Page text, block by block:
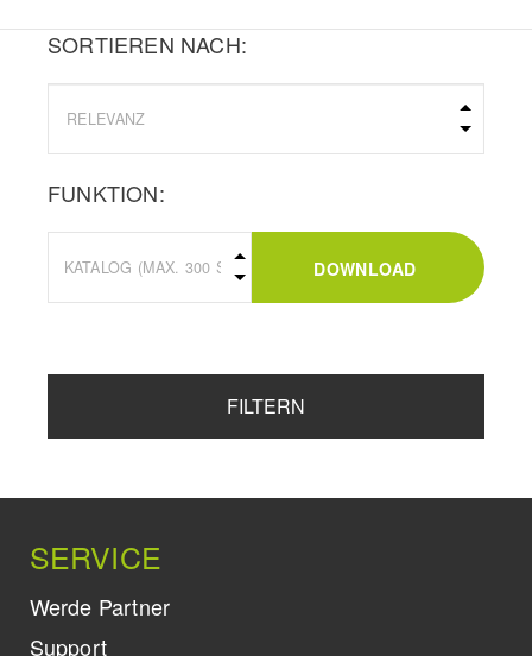
SORTIEREN NACH:
FUNKTION:
DOWNLOAD
FILTERN
SERVICE
Werde Partner
Support